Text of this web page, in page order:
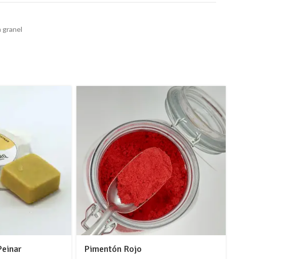
granel
Pimentón Rojo